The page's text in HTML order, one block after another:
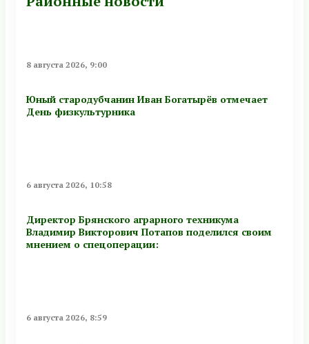
8 августа 2026, 9:00
Юный стародубчанин Иван Богатырёв отмечает
День физкультурника
6 августа 2026, 10:58
Директор Брянского аграрного техникума
Владимир Викторович Потапов поделился своим
мнением о спецоперации:
6 августа 2026, 8:59